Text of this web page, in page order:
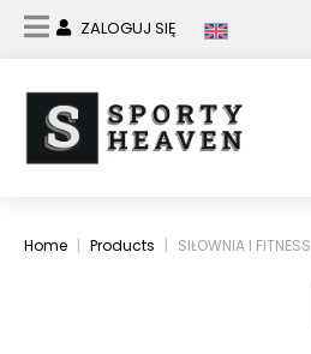
ZALOGUJ SIĘ
Home Products SIŁOWNIA I FITNESS